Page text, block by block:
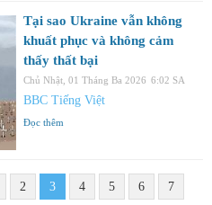
Tại sao Ukraine vẫn không
khuất phục và không cảm
thấy thất bại
Chủ Nhật, 01 Tháng Ba 2026 6:02 SA
BBC Tiếng Việt
Đọc thêm
2 3 4 5 6 7